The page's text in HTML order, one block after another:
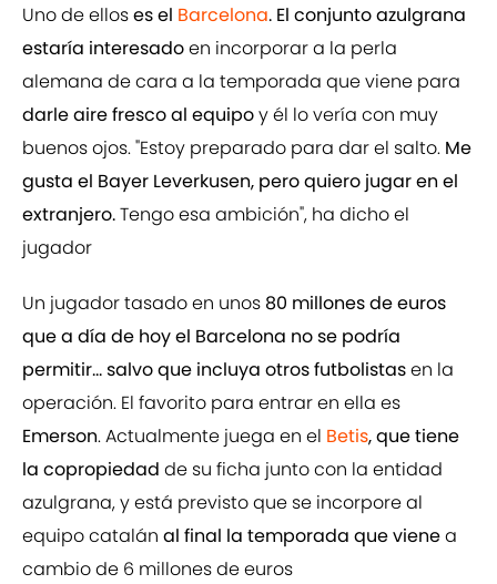
Uno de elloses el Barcelona. El conjunto azulgrana
estaría interesadoen incorporar a la perla
alemana de cara a la temporada que viene para
darle aire fresco al equipoy él lo vería con muy
buenos ojos. "Estoy preparado para dar el salto. Me
gusta el Bayer Leverkusen, pero quiero jugar en el
extranjero.Tengo esa ambición", ha dicho el
jugador
Un jugador tasado en unos 80 millones de euros
que a día de hoy el Barcelona no se podría
permitir... salvo que incluya otros futbolistasen la
operación. El favorito para entrar en ella es
Emerson. Actualmente juega en el Betis, que tiene
la copropiedad de su ficha junto con la entidad
azulgrana, y está previsto que se incorpore al
equipo catalán al final la temporada que vienea
cambio de 6 millones de euros